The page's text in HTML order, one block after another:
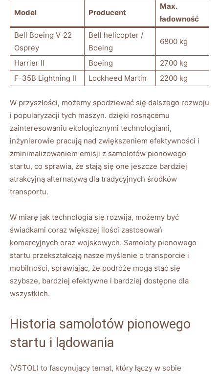
Model Producent
Max.
ładowność
Bell Boeing V-22
Osprey
Bell ⁢helicopter /
Boeing
6800 kg
Harrier‍ II Boeing
2700 kg
F-35B Lightning II
Lockheed‌ Martin 2200 kg
W ⁢przyszłości, możemy spodziewać się dalszego rozwoju
i popularyzacji tych maszyn. dzięki rosnącemu
zainteresowaniu ekologicznymi technologiami,
inżynierowie pracują nad ​zwiększeniem efektywności ⁣i
zminimalizowaniem emisji z ‌samolotów pionowego
startu,‍ co sprawia, że stają się one jeszcze bardziej
⁣atrakcyjną alternatywą dla tradycyjnych środków
transportu.
W miarę jak technologia⁢ się rozwija, ‌możemy być
świadkami coraz większej ilości zastosowań
komercyjnych oraz wojskowych. ⁤Samoloty pionowego
startu przekształcają ‍nasze myślenie o transporcie i
mobilności, ‍sprawiając, że podróże mogą stać się ​
szybsze, bardziej efektywne i bardziej dostępne dla
wszystkich.
Historia samolotów pionowego
startu‌ i lądowania
(VSTOL) to fascynujący temat, który łączy w ‍sobie